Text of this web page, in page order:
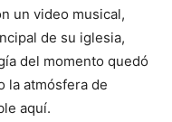
un video musical,
de su iglesia,
del momento quedó
la atmósfera de
aquí.